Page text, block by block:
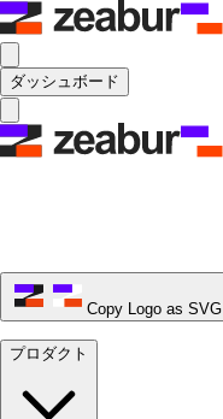
ダッシュボード
Copy Logo as SVG
プロダクト